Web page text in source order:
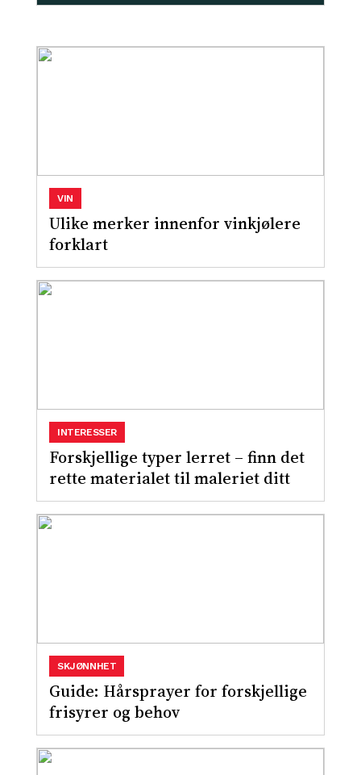
Ulike merker innenfor vinkjølere
forklart
VIN
Forskjellige typer lerret – finn det
rette materialet til maleriet ditt
INTERESSER
Guide: Hårsprayer for forskjellige
frisyrer og behov
SKJØNNHET